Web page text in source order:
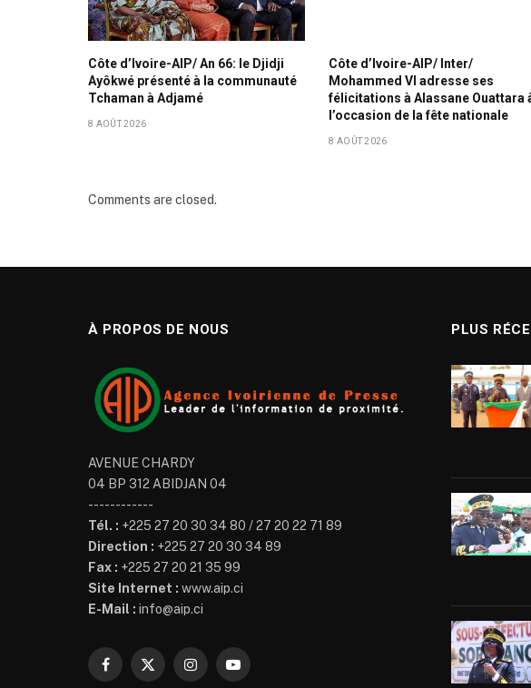
Côte d’Ivoire-AIP/ An 66: le Djidji
Ayôkwé présenté à la communauté
Tchaman à Adjamé
8 AOÛT 2026
Côte d’Ivoire-AIP/ Inter/
Mohammed VI adresse ses
félicitations à Alassane Ouattara
l’occasion de la fête nationale
8 AOÛT 2026
Comments are closed.
À PROPOS DE NOUS
AVENUE CHARDY
04 BP 312 ABIDJAN 04
------------
Tél. : +225 27 20 30 34 80 / 27 20 22 71 89
Direction : +225 27 20 30 34 89
Fax : +225 27 20 21 35 99
Site Internet : www.aip.ci
E-Mail : info@aip.ci
Facebook
X
InstagramYouTube
PLUS